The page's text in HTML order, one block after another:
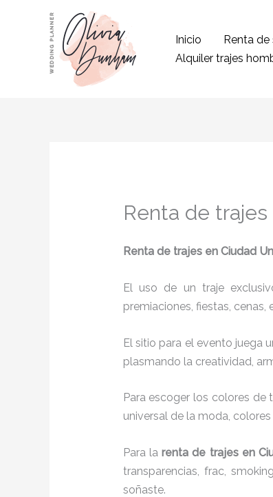
contenido
Inicio Renta de
Alquiler trajes
Renta de
Renta de trajes en Ciudad
El uso de un traje
premiaciones, fiestas,
El sitio para el evento juega
plasmando la creatividad,
Para escoger los colores
universal de la moda,
Para larenta de trajes en
transparencias, frac,
soñaste.